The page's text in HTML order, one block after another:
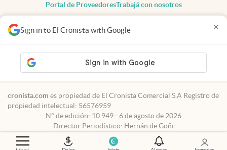
Sign in to El Cronista with Google ×
Portal de ProveedoresTrabajá con nosotros
Todos los derechos reservados
Privacidad
Consentimiento
Tel:+54 11 7078-3270
cronista.com es propiedad de El Cronista Comercial S.A Registro de
propiedad intelectual: 56576959
N° de edición: 10.949 - 6 de agosto de 2026
Director Periodístico: Hernán de Goñi